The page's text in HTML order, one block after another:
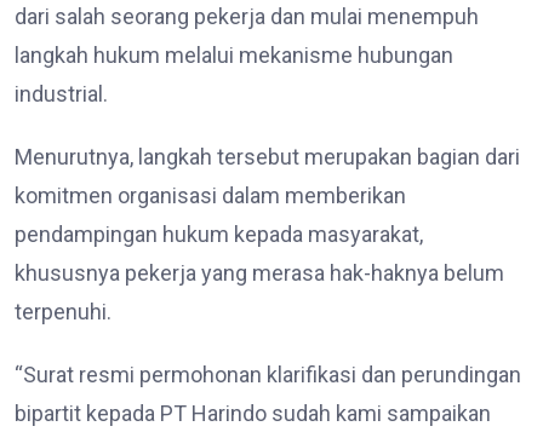
dari salah seorang pekerja dan mulai menempuh
langkah hukum melalui mekanisme hubungan
industrial.
Menurutnya, langkah tersebut merupakan bagian dari
komitmen organisasi dalam memberikan
pendampingan hukum kepada masyarakat,
khususnya pekerja yang merasa hak-haknya belum
terpenuhi.
“Surat resmi permohonan klarifikasi dan perundingan
bipartit kepada PT Harindo sudah kami sampaikan